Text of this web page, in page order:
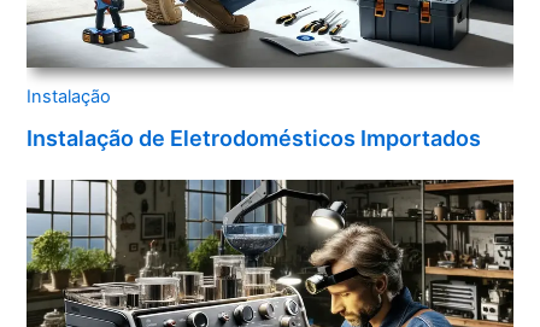
Instalação
Instalação de Eletrodomésticos Importados